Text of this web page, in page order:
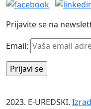
Prijavite se na
Email:
2023. E-UREDSKI.